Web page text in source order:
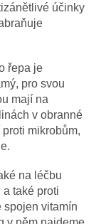
účinky
řepa je
pro svou
mají na
v obranné
mikrobům,
na léčbu
také proti
spojen vitamín